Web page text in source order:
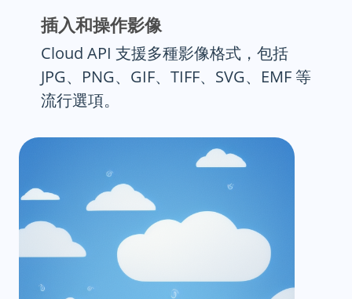
插入和操作影像
Cloud API 支援多種影像格式，包括
JPG、PNG、GIF、TIFF、SVG、EMF 等
流行選項。